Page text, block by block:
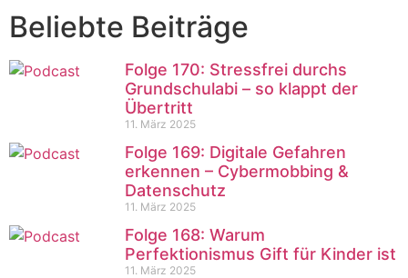
Beliebte Beiträge
Folge 170: Stressfrei durchs
Grundschulabi – so klappt der
Übertritt
11. März 2025
Folge 169: Digitale Gefahren
erkennen – Cybermobbing &
Datenschutz
11. März 2025
Folge 168: Warum
Perfektionismus Gift für Kinder ist
11. März 2025